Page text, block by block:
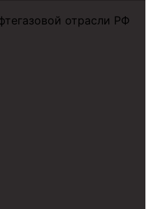
отрасли РФ